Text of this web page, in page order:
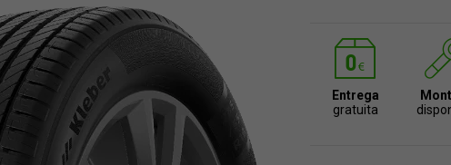
Entrega
gratuita